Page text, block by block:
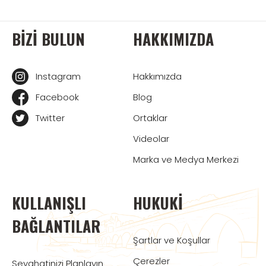
BIZI BULUN
Instagram
Facebook
Twitter
HAKKIMIZDA
Hakkımızda
Blog
Ortaklar
Videolar
Marka ve Medya Merkezi
KULLANIŞLI
BAĞLANTILAR
Seyahatinizi Planlayın
HUKUKI
Şartlar ve Koşullar
Çerezler